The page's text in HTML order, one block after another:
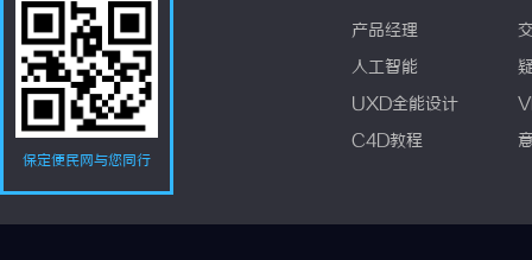
保定便民网与您同行
产品经理
人工智能
UXD全能设计
C4D教程